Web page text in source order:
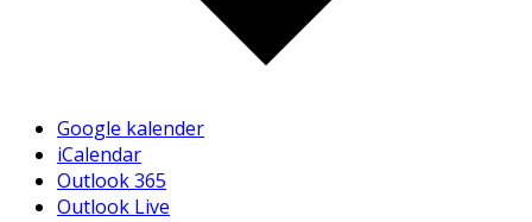
Google kalender
iCalendar
Outlook 365
Outlook Live